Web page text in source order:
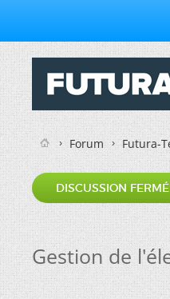
Forum Futura-
DISCUSSION
Gestion de